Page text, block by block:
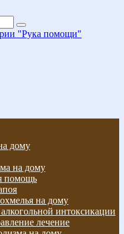
дому
на дому
помощь
на дому
интоксикации
лечение